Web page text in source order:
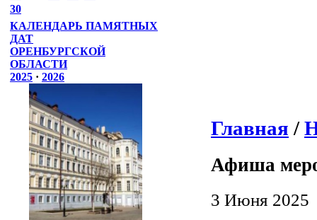
30
КАЛЕНДАРЬ ПАМЯТНЫХ
ДАТ
ОРЕНБУРГСКОЙ
ОБЛАСТИ
2025 · 2026
Главная /
Афиша
3 Июня 2025